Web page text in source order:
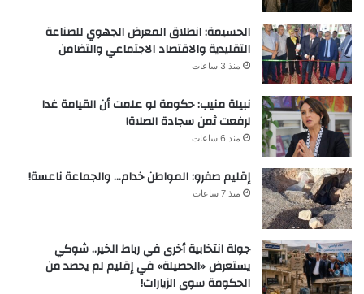
الحسيمة: انطلاق المعرض الجهوي للصناعة
التقليدية والاقتصاد الاجتماعي والتضامن
منذ 3 ساعات
نبيلة منيب: حكومة لو علمت أن القيامة غدا
لرفعت ثمن سجادة الصلاة!
منذ 6 ساعات
إقليم صفرو: المواطن خدام… والجماعة ناعسة!
منذ 7 ساعات
جولة انتخابية أخرى في رباط الخير.. شوكي
يستعرض «الحصيلة» في إقليم لم يحصد من
الحكومة سوى الزيارات!